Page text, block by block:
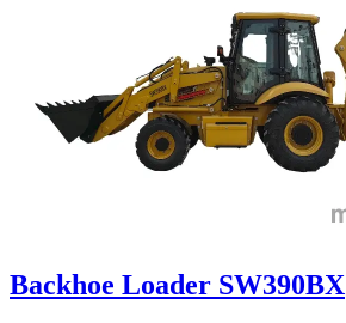
Backhoe Loader SW390BX